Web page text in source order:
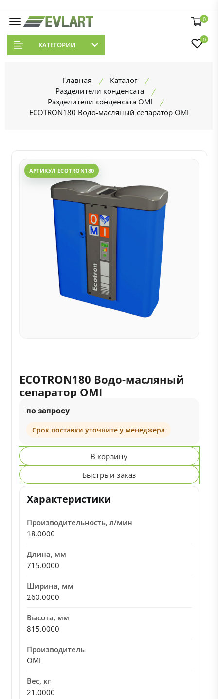
0
КАТЕГОРИИ
0
Главная
Каталог
Разделители конденсата
Разделители конденсата OMI
ECOTRON180 Водо-масляный сепаратор OMI
АРТИКУЛ ECOTRON180
ECOTRON180 Водо-масляный
сепаратор OMI
по запросу
Срок поставки уточните у менеджера
В корзину
Быстрый заказ
Характеристики
Производительность, л/мин
18.0000
Длина, мм
715.0000
Ширина, мм
260.0000
Высота, мм
815.0000
Производитель
OMI
Вес, кг
21.0000